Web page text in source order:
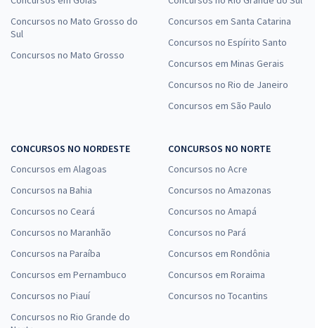
Concursos no Mato Grosso do
Sul
Concursos no Mato Grosso
Concursos em Santa Catarina
Concursos no Espírito Santo
Concursos em Minas Gerais
Concursos no Rio de Janeiro
Concursos em São Paulo
CONCURSOS NO NORDESTE
Concursos em Alagoas
Concursos na Bahia
Concursos no Ceará
Concursos no Maranhão
Concursos na Paraíba
Concursos em Pernambuco
Concursos no Piauí
Concursos no Rio Grande do
CONCURSOS NO NORTE
Concursos no Acre
Concursos no Amazonas
Concursos no Amapá
Concursos no Pará
Concursos em Rondônia
Concursos em Roraima
Concursos no Tocantins